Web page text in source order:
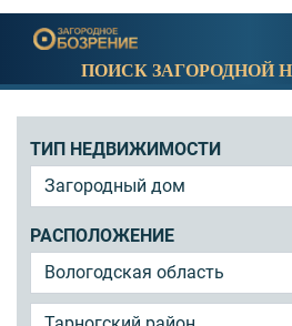
ПОИСК ЗАГОРОДНОЙ
ТИП НЕДВИЖИМОСТИ
РАСПОЛОЖЕНИЕ